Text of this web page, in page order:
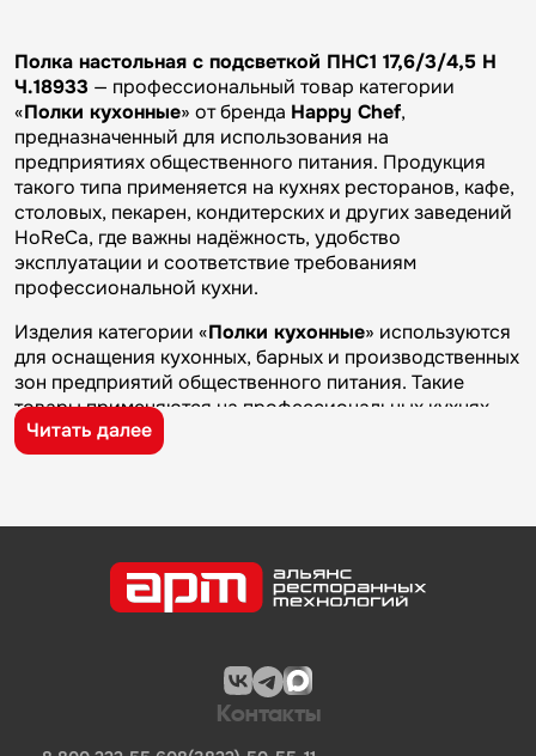
Полка настольная с подсветкой ПНС1 17,6/3/4,5 Н
Ч.18933 — профессиональный товар категории
«Полки кухонные» от бренда Happy Chef,
предназначенный для использования на
предприятиях общественного питания. Продукция
такого типа применяется на кухнях ресторанов, кафе,
столовых, пекарен, кондитерских и других заведений
HoReCa, где важны надёжность, удобство
эксплуатации и соответствие требованиям
профессиональной кухни.
Изделия категории «Полки кухонные» используются
для оснащения кухонных, барных и производственных
зон предприятий общественного питания. Такие
товары применяются на профессиональных кухнях
ресторанов и кафе, в столовых, пекарнях,
кондитерских и на пищевых производствах, где
профессионального оборудования и кухонного
инвентаря благодаря качеству изготовления,
общественного питания и подходит для эксплуатации
в условиях профессиональной кухни.
Компания «Альянс Ресторанных Технологий» —
Читать далее
Контакты